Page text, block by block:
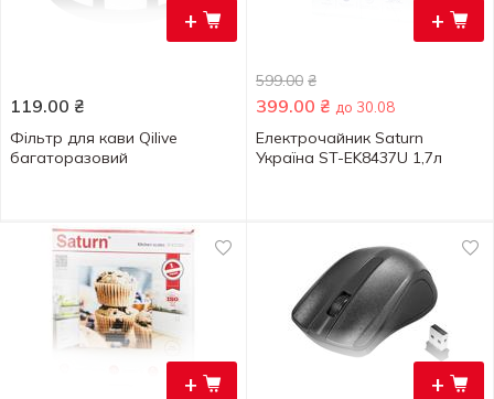
+
119.00 ₴
Фільтр для кави Qilive
багаторазовий
+
599.00 ₴
399.00 ₴ до 30.08
Електрочайник Saturn
Україна ST-EK8437U 1,7л
+ +